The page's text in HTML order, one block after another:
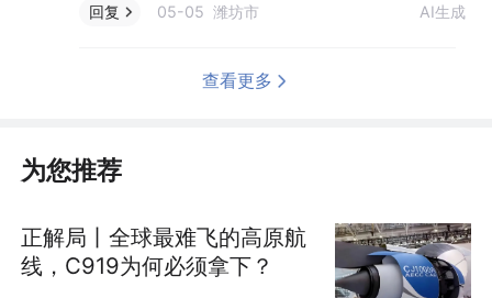
回复 05-05 潍坊市 AI生成
查看更多
为您推荐
正解局丨全球最难飞的高原航
线，C919为何必须拿下？